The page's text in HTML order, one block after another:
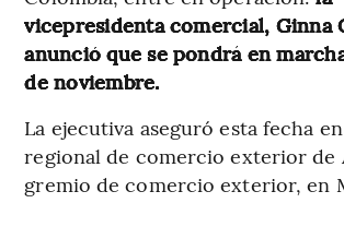
vicepresidenta comercial, Ginna
anunció que se pondrá en
de noviembre.
La ejecutiva aseguró esta fecha
regional de comercio exterior de
gremio de comercio exterior, en